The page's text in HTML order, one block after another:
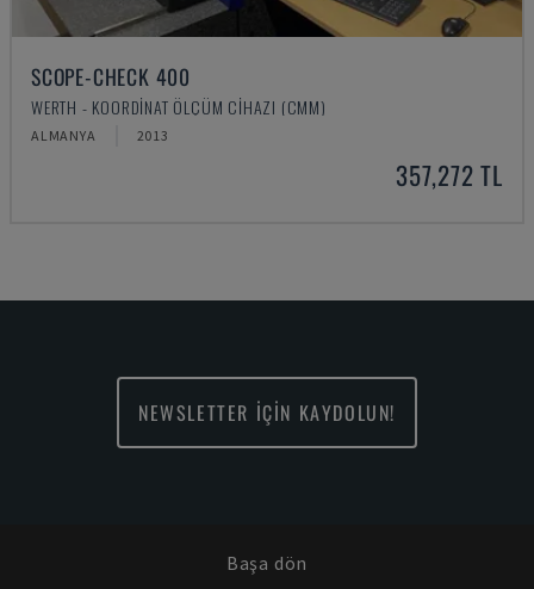
SCOPE-CHECK 400
WERTH - KOORDINAT ÖLÇÜM CIHAZI (CMM)
ALMANYA 2013
357,272 TL
NEWSLETTER İÇİN KAYDOLUN!
Başa dön